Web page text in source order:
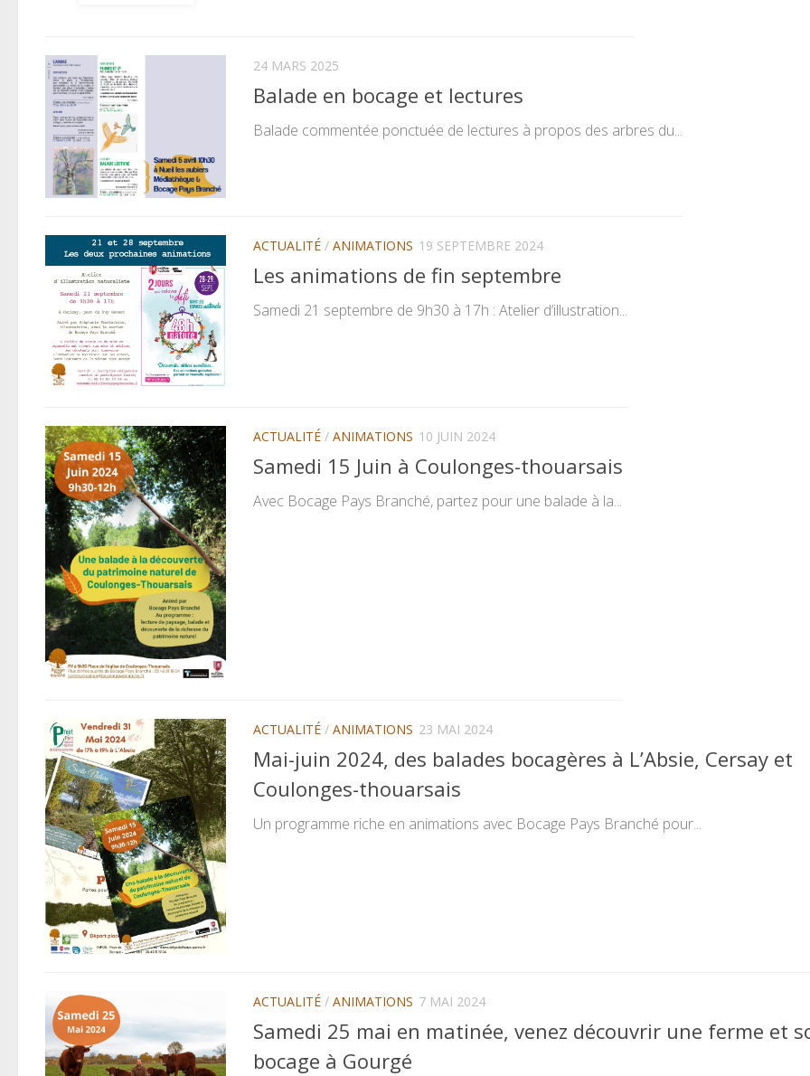
24 MARS 2025
Balade en bocage et lectures
Balade commentée ponctuée de lectures à propos des arbres du...
ACTUALITÉ / ANIMATIONS 19 SEPTEMBRE 2024
Les animations de fin septembre
Samedi 21 septembre de 9h30 à 17h : Atelier d’illustration...
ACTUALITÉ / ANIMATIONS 10 JUIN 2024
Samedi 15 Juin à Coulonges-thouarsais
Avec Bocage Pays Branché, partez pour une balade à la...
ACTUALITÉ / ANIMATIONS 23 MAI 2024
Mai-juin 2024, des balades bocagères à L’Absie, Cersay et
Coulonges-thouarsais
Un programme riche en animations avec Bocage Pays Branché pour...
ACTUALITÉ / ANIMATIONS 7 MAI 2024
Samedi 25 mai en matinée, venez découvrir une ferme et
bocage à Gourgé